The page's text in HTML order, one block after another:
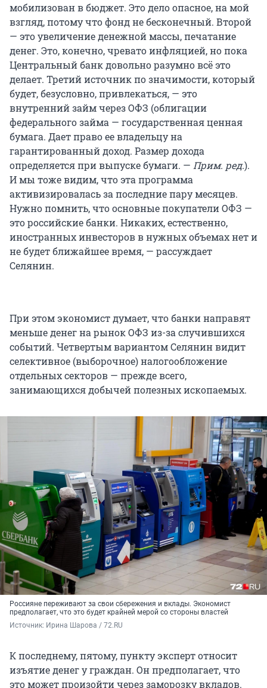
мобилизован в бюджет. Это дело опасное, на мой
взгляд, потому что фонд не бесконечный. Второй
— это увеличение денежной массы, печатание
денег. Это, конечно, чревато инфляцией, но пока
Центральный банк довольно разумно всё это
делает. Третий источник по значимости, который
будет, безусловно, привлекаться, — это
внутренний займ через ОФЗ (облигации
федерального займа — государственная ценная
бумага. Дает право ее владельцу на
гарантированный доход. Размер дохода
определяется при выпуске бумаги. — Прим. ред.).
И мы тоже видим, что эта программа
активизировалась за последние пару месяцев.
Нужно помнить, что основные покупатели ОФЗ —
это российские банки. Никаких, естественно,
иностранных инвесторов в нужных объемах нет и
не будет ближайшее время, — рассуждает
Селянин.
При этом экономист думает, что банки направят
меньше денег на рынок ОФЗ из-за случившихся
событий. Четвертым вариантом Селянин видит
селективное (выборочное) налогообложение
отдельных секторов — прежде всего,
занимающихся добычей полезных ископаемых.
Россияне переживают за свои сбережения и вклады. Экономист
предполагает, что это будет крайней мерой со стороны властей
Источник: Ирина Шарова / 72.RU
К последнему, пятому, пункту эксперт относит
изъятие денег у граждан. Он предполагает, что
это может произойти через заморозку вкладов.